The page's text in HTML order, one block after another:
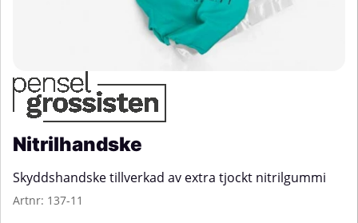
Nitrilhandske
Skyddshandske tillverkad av extra tjockt nitrilgummi
Artnr: 137-11